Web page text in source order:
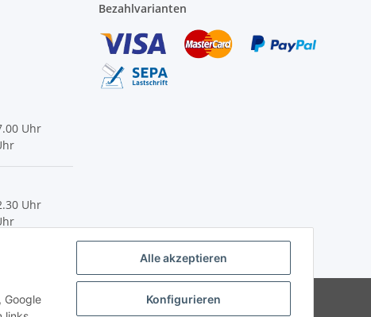
Uhr
Uhr
Bezahlvarianten
Powered by
Google
Alle akzeptieren
Konfigurieren